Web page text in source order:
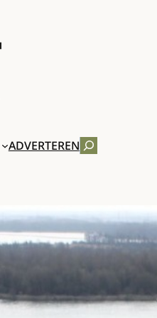
ADVERTERENZOEKEN